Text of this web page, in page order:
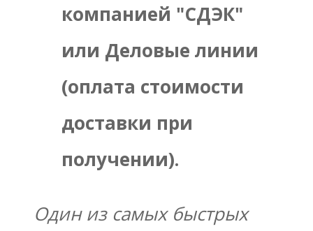
компанией "СДЭК"
или Деловые линии
(оплата стоимости
доставки при
получении).
Один из самых быстрых